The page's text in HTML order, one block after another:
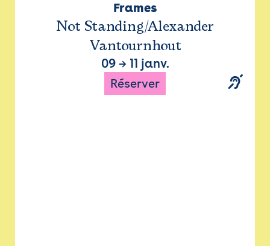
Frames
Not Standing/Alexander
Vantournhout
09→ 11 janv.
Réserver